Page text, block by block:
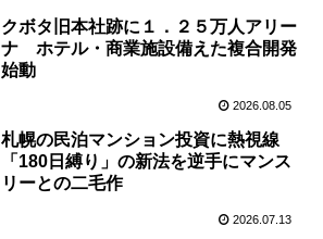
クボタ旧本社跡に１．２５万人アリー
ナ ホテル・商業施設備えた複合開発
始動
2026.08.05
札幌の民泊マンション投資に熱視線
「180日縛り」の新法を逆手にマンス
リーとの二毛作
2026.07.13